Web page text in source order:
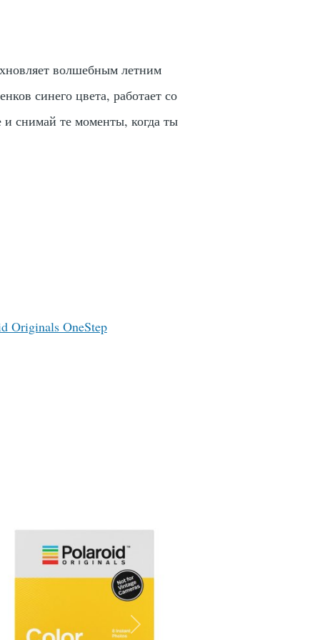
волшебным летним
синего цвета, работает со
и снимай те моменты, когда ты
Originals OneStep
Наступний